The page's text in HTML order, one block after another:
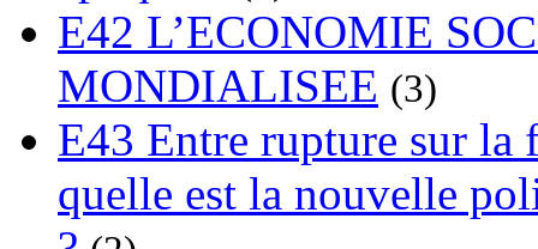
E42 L’ECONOMIE
MONDIALISEE (3)
E43 Entre rupture sur
quelle est la nouvelle